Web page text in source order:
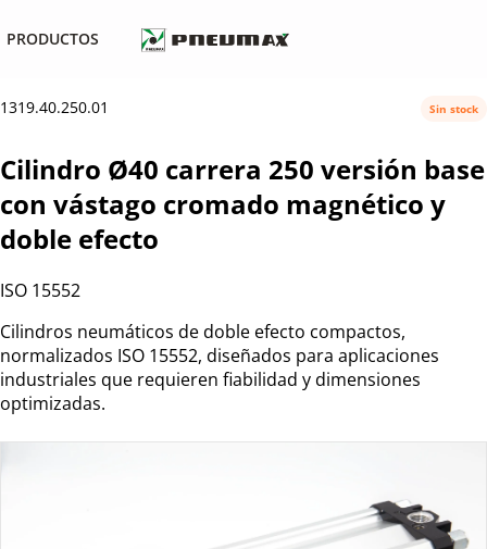
PRODUCTOS
1319.40.250.01
Cilindro Ø40 carrera 250 versión base
con vástago cromado magnético y
doble efecto
ISO 15552
Cilindros neumáticos de doble efecto compactos,
normalizados ISO 15552, diseñados para aplicaciones
industriales que requieren fiabilidad y dimensiones
optimizadas.
Sin stock